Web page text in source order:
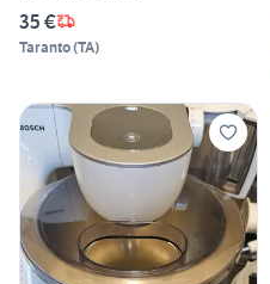
35 €
Taranto(TA)